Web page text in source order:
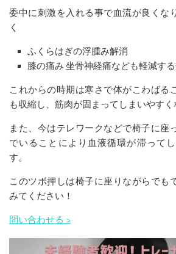
委中に刺激を入れる事で血流が良くな
く
ふくらはぎの浮腫み解消
膝の痛み 坐骨神経痛なども軽減す
これからの時期は寒さで体がこわばる
も収縮し、筋肉が固まってしまいやすく
また、今はテレワークなどで椅子に座
でいることにより血液循環が滞って
す。
このツボ押しは椅子に座りながらでも
みてください！
問い合わせる >